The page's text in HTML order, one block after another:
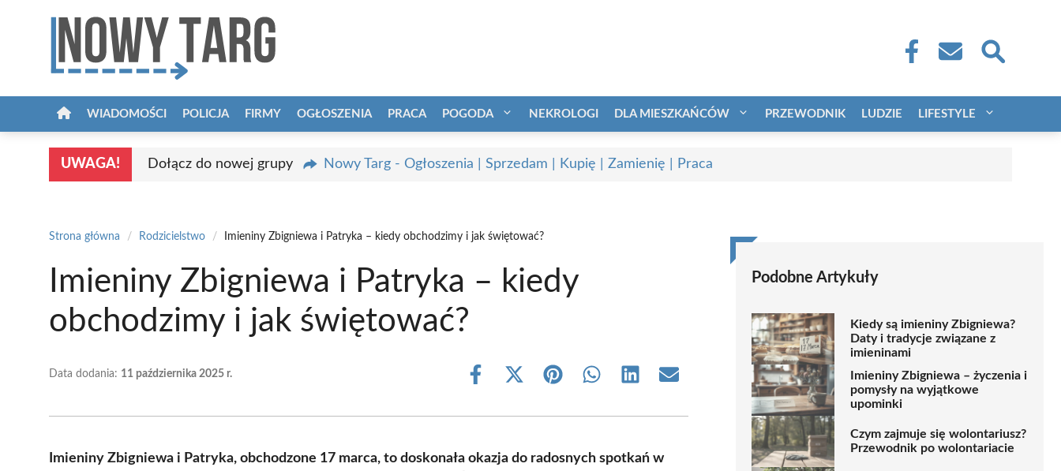
WIADOMOŚCI POLICJA FIRMY OGŁOSZENIA PRACA POGODA NEKROLOGI DLA MIESZKAŃCÓW PRZEWODNIK LUDZIE LIFESTYLE
UWAGA! Dołącz do nowej grupy Nowy Targ - Ogłoszenia | Sprzedam | Kupię | Zamienię | Praca
Strona główna / Rodzicielstwo / Imieniny Zbigniewa i Patryka – kiedy obchodzimy i jak świętować?
Imieniny Zbigniewa i Patryka – kiedy
obchodzimy i jak świętować?
Data dodania: 11 października 2025 r.
Share
Share
(Twitter)
Share Share Share Share
Imieniny Zbigniewa i Patryka, obchodzone 17 marca, to doskonała okazja do radosnych spotkań w
Podobne Artykuły
Kiedy są imieniny Zbigniewa?
Daty i tradycje związane z
imieninami
Imieniny Zbigniewa – życzenia i
pomysły na wyjątkowe
upominki
Czym zajmuje się wolontariusz?
Przewodnik po wolontariacie